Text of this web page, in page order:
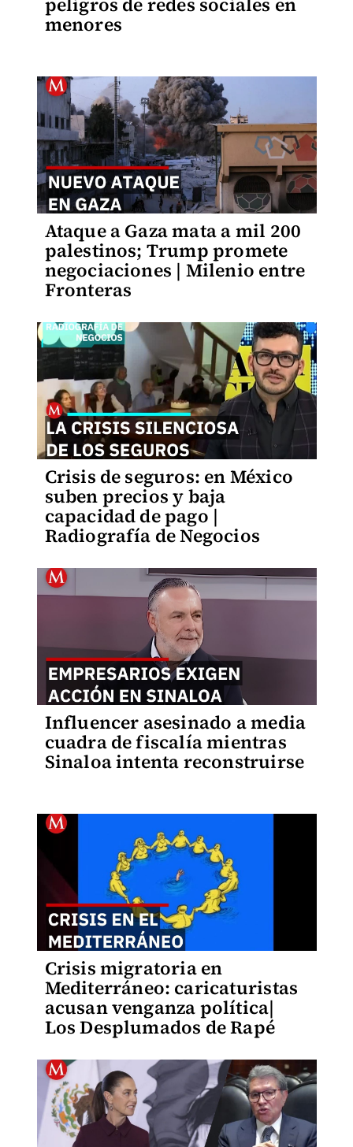
menores
Ataque a Gaza mata a mil 200
palestinos; Trump promete
negociaciones | Milenio entre
Fronteras
Crisis de seguros: en México
suben precios y baja
capacidad de pago |
Radiografía de Negocios
Influencer asesinado a media
cuadra de fiscalía mientras
Sinaloa intenta reconstruirse
Crisis migratoria en
Mediterráneo: caricaturistas
acusan venganza política|
Los Desplumados de Rapé